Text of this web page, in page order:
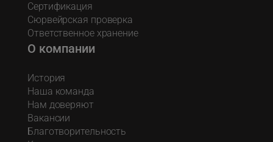
Сертификация
Сюрвейрская проверка
Ответственное хранение
О компании
История
Наша команда
Нам доверяют
Вакансии
Благотворительность